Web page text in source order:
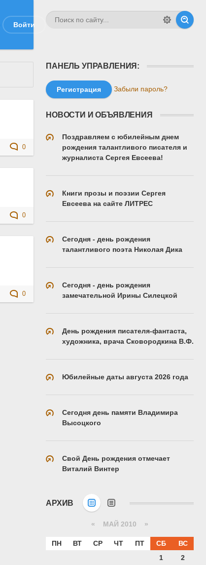
Войти
0
0
0
ПАНЕЛЬ УПРАВЛЕНИЯ:
Регистрация Забыли пароль?
НОВОСТИ И ОБЪЯВЛЕНИЯ
Поздравляем с юбилейным днем
рождения талантливого писателя и
журналиста Сергея Евсеева!
Книги прозы и поэзии Сергея
Евсеева на сайте ЛИТРЕС
Сегодня - день рождения
талантливого поэта Николая Дика
Сегодня - день рождения
замечательной Ирины Силецкой
День рождения писателя-фантаста,
художника, врача Сковородкина В.Ф.
Юбилейные даты августа 2026 года
Сегодня день памяти Владимира
Высоцкого
Свой День рождения отмечает
Виталий Винтер
АРХИВ
« МАЙ 2010 »
ПН ВТ СР ЧТ ПТ СБ
ВС
1
2